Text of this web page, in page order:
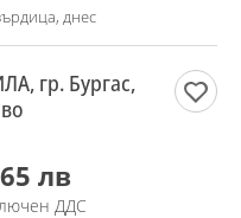
днес
гр. Бургас,
лв
ДДС